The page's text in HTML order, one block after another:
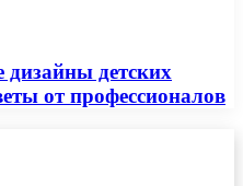
детских
от профессионалов